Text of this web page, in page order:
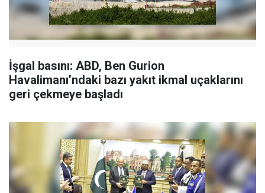
İşgal basını: ABD, Ben Gurion
Havalimanı’ndaki bazı yakıt ikmal uçaklarını
geri çekmeye başladı